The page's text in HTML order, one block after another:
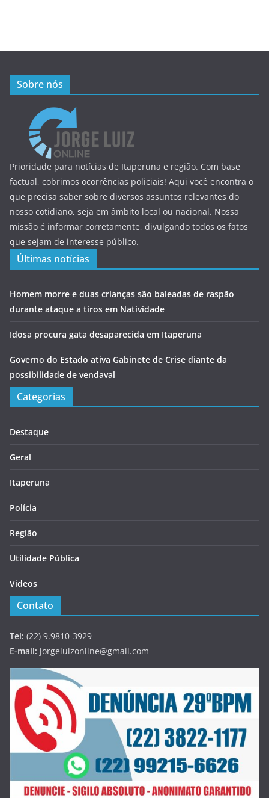
Sobre nós
Prioridade para notícias de Itaperuna e região. Com base
factual, cobrimos ocorrências policiais! Aqui você encontra o
que precisa saber sobre diversos assuntos relevantes do
nosso cotidiano, seja em âmbito local ou nacional. Nossa
missão é informar corretamente, divulgando todos os fatos
que sejam de interesse público.
Últimas notícias
Homem morre e duas crianças são baleadas de raspão
durante ataque a tiros em Natividade
Idosa procura gata desaparecida em Itaperuna
Governo do Estado ativa Gabinete de Crise diante da
possibilidade de vendaval
Categorias
Destaque
Geral
Itaperuna
Polícia
Região
Utilidade Pública
Videos
Contato
Tel: (22) 9.9810-3929
E-mail: jorgeluizonline@gmail.com